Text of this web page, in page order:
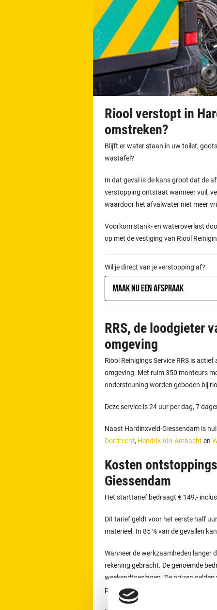
Riool verstopt in
omstreken?
Blijft er water staan in uw toilet,
wastafel?
In dat geval is de kans groot dat de
verstopping ontstaat wanneer vuil,
waardoor het afvalwater niet meer
Voorkom stank- en wateroverlast
op met de vestiging van Riool
Wil je direct van je verstopping af?
Maak nu een afspraak
RRS, de loodgieter
omgeving
Riool Reinigings Service RRS is
omgeving. Met ruim 350 monteurs
ondersteuning worden geboden bij
Deze service is 24 uur per dag, 7
Naast Hardinxveld-Giessendam is
Dordrecht, Hendrik-Ido-Ambacht en
Kosten
Giessendam
Het starttarief bedraagt € 149,-
Dit tarief geldt voor het eerste half
materieel. In 85 % van de gevallen
Wanneer de werkzaamheden langer
rekening gebracht. De genoemde
weekendtoeslagen. De prijzen
plaats.